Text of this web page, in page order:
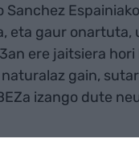
eta gaur
ere jaitsiera
gain,
izango dute
batez beste, 19